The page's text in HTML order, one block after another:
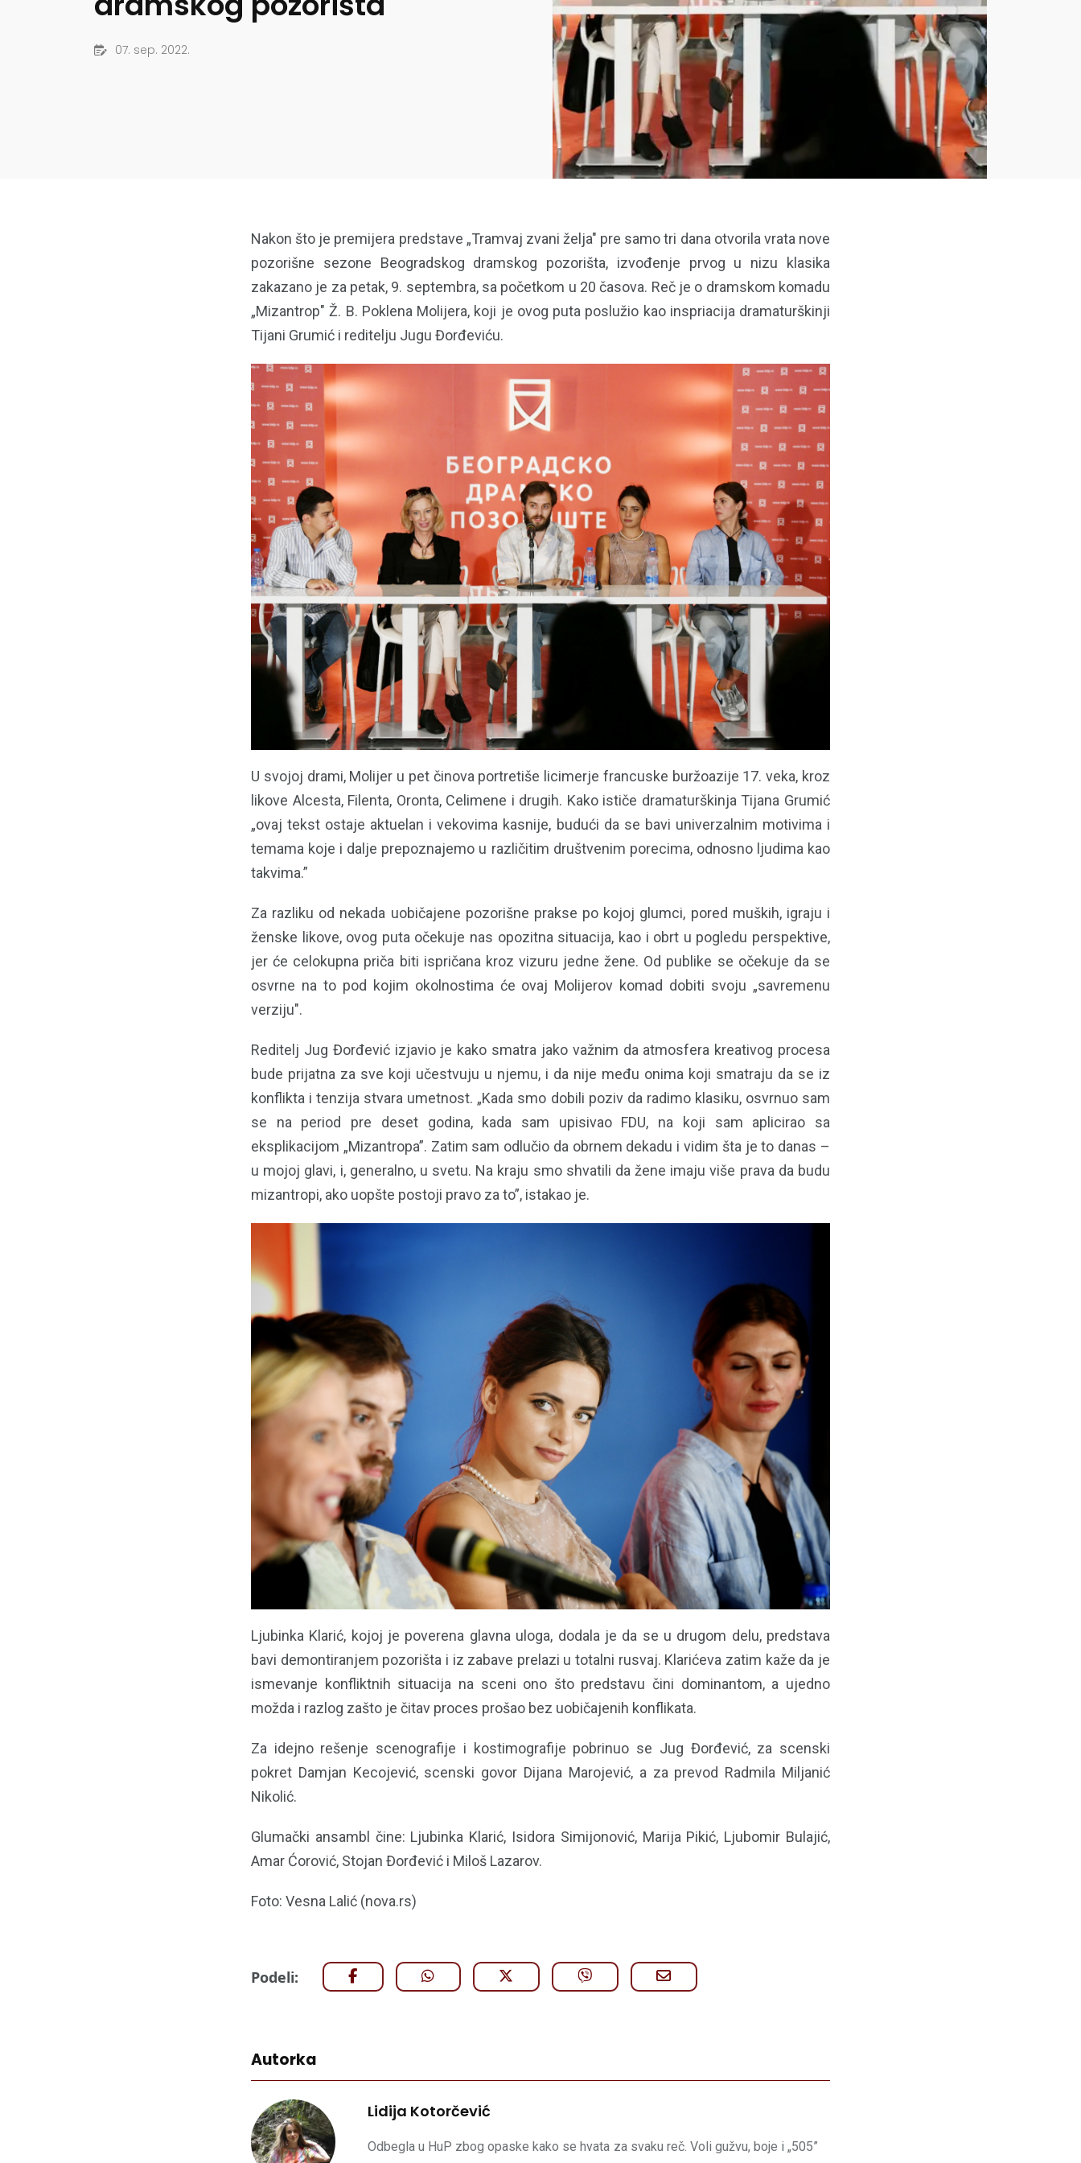
07. sep. 2022.
Nakon što je premijera predstave „Tramvaj zvani želja" pre samo tri dana otvorila vrata nove
pozorišne sezone Beogradskog dramskog pozorišta, izvođenje prvog u nizu klasika
zakazano je za petak, 9. septembra, sa početkom u 20 časova. Reč je o dramskom komadu
„Mizantrop" Ž. B. Poklena Molijera, koji je ovog puta poslužio kao inspriacija dramaturškinji
Tijani Grumić i reditelju Jugu Đorđeviću.
U svojoj drami, Molijer u pet činova portretiše licimerje francuske buržoazije 17. veka, kroz
likove Alcesta, Filenta, Oronta, Celimene i drugih. Kako ističe dramaturškinja Tijana Grumić
„ovaj tekst ostaje aktuelan i vekovima kasnije, budući da se bavi univerzalnim motivima i
temama koje i dalje prepoznajemo u različitim društvenim porecima, odnosno ljudima kao
takvima.”
Za razliku od nekada uobičajene pozorišne prakse po kojoj glumci, pored muških, igraju i
ženske likove, ovog puta očekuje nas opozitna situacija, kao i obrt u pogledu perspektive,
jer će celokupna priča biti ispričana kroz vizuru jedne žene. Od publike se očekuje da se
osvrne na to pod kojim okolnostima će ovaj Molijerov komad dobiti svoju „savremenu
verziju".
Reditelj Jug Đorđević izjavio je kako smatra jako važnim da atmosfera kreativog procesa
bude prijatna za sve koji učestvuju u njemu, i da nije među onima koji smatraju da se iz
konflikta i tenzija stvara umetnost. „Kada smo dobili poziv da radimo klasiku, osvrnuo sam
se na period pre deset godina, kada sam upisivao FDU, na koji sam aplicirao sa
eksplikacijom „Mizantropa”. Zatim sam odlučio da obrnem dekadu i vidim šta je to danas –
u mojoj glavi, i, generalno, u svetu. Na kraju smo shvatili da žene imaju više prava da budu
mizantropi, ako uopšte postoji pravo za to”, istakao je.
Ljubinka Klarić, kojoj je poverena glavna uloga, dodala je da se u drugom delu, predstava
bavi demontiranjem pozorišta i iz zabave prelazi u totalni rusvaj. Klarićeva zatim kaže da je
ismevanje konfliktnih situacija na sceni ono što predstavu čini dominantom, a ujedno
možda i razlog zašto je čitav proces prošao bez uobičajenih konflikata.
Za idejno rešenje scenografije i kostimografije pobrinuo se Jug Đorđević, za scenski
pokret Damjan Kecojević, scenski govor Dijana Marojević, a za prevod Radmila Miljanić
Nikolić.
Glumački ansambl čine: Ljubinka Klarić, Isidora Simijonović, Marija Pikić, Ljubomir Bulajić,
Amar Ćorović, Stojan Đorđević i Miloš Lazarov.
Foto: Vesna Lalić (nova.rs)
Podeli:
Autorka
Lidija Kotorčević
Odbegla u HuP zbog opaske kako se hvata za svaku reč. Voli gužvu, boje i „505”